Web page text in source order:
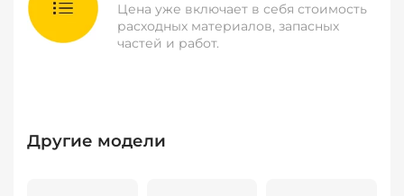
Цена уже включает в себя стоимость
расходных материалов, запасных
частей и работ.
Другие модели